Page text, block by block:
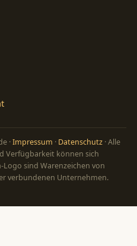
·Impressum · Datenschutz · Alle
Verfügbarkeit können sich
sind Warenzeichen von
verbundenen Unternehmen.